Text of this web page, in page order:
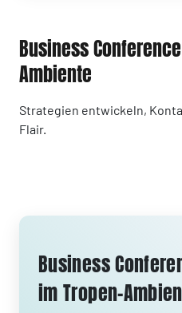
Business
Ambiente
Strategien entwickeln,
Flair.
Business
im Tropen-